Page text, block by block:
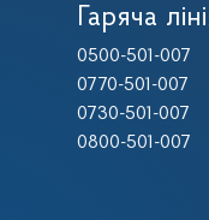
Гаряча
0500-501-007
0770-501-007
0730-501-007
0800-501-007